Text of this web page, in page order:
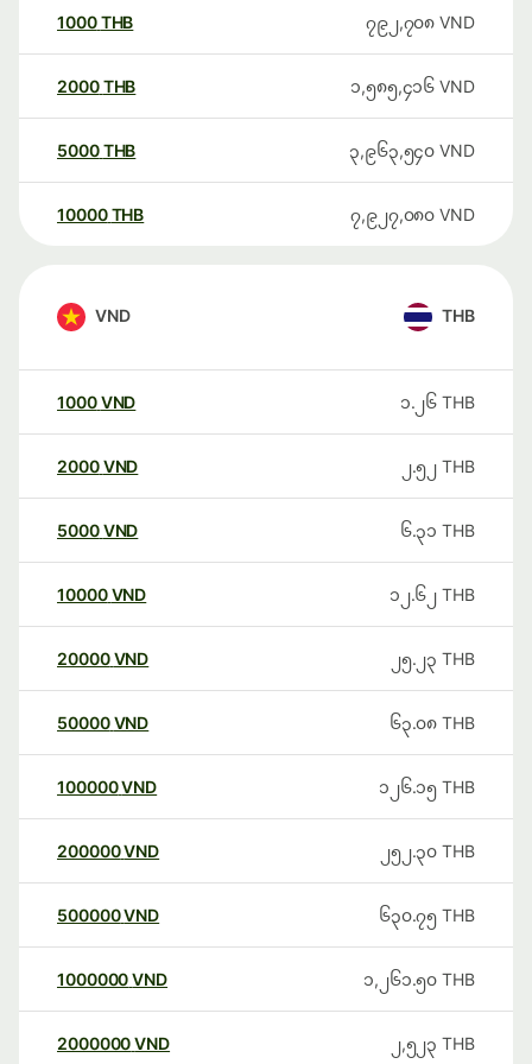
1000THB ၇၉၂,၇၀၈ VND
2000THB ၁,၅၈၅,၄၁၆ VND
5000THB ၃,၉၆၃,၅၄၀ VND
10000 THB ၇,၉၂၇,၀၈၀ VND
VND THB
1000VND ၁.၂၆ THB
2000VND ၂.၅၂ THB
5000VND ၆.၃၁ THB
10000 VND ၁၂.၆၂ THB
20000 VND ၂၅.၂၃ THB
50000 VND ၆၃.၀၈ THB
100000VND ၁၂၆.၁၅ THB
200000VND ၂၅၂.၃၀ THB
500000VND ၆၃၀.၇၅ THB
1000000VND ၁,၂၆၁.၅၀ THB
2000000VND ၂,၅၂၃ THB